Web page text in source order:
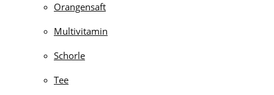
Orangensaft
Multivitamin
Schorle
Tee